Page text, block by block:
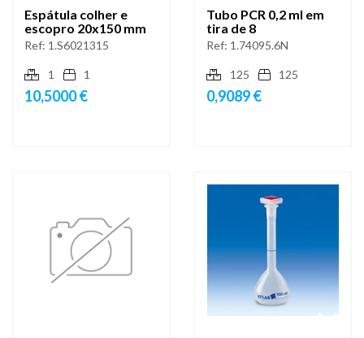
Espátula colher e
escopro 20x150 mm
Ref: 1.S6021315
1 1
10,5000 €
Tubo PCR 0,2 ml em
tira de 8
Ref: 1.74095.6N
125 125
0,9089 €